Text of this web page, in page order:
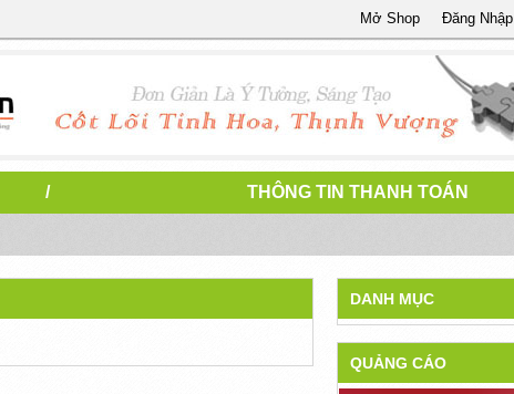
Đăng Nhập
Mở Shop
/ THÔNG TIN THANH TOÁN
DANH MỤC
QUẢNG CÁO